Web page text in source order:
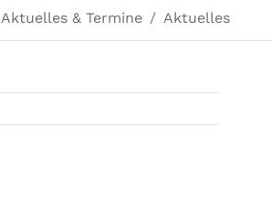
Aktuelles & Termine Aktuelles